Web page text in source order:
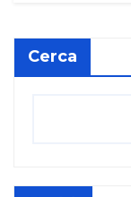
Cerca